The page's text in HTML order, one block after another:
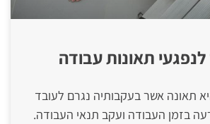
תאונות עבודה
תאונה אשר בעקבותיה נגרם לעובד
בזמן העבודה ועקב תנאי העבודה.